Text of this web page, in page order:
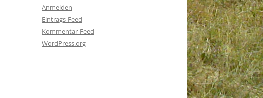
Anmelden
Eintrags-Feed
Kommentar-Feed
WordPress.org